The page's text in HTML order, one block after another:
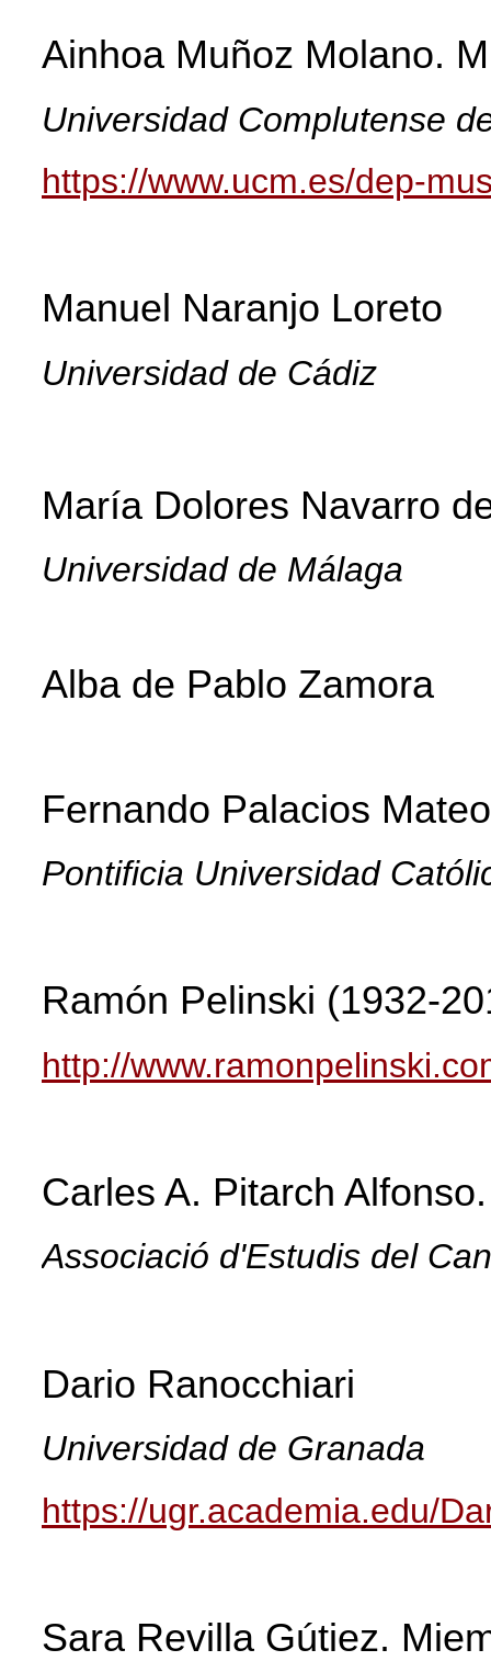
Ainhoa Muñoz Molano.
Universidad Complutense
https://www.ucm.es/dep-
Manuel Naranjo Loreto
Universidad de Cádiz
María Dolores Navarro
Universidad de Málaga
Alba de Pablo Zamora
Fernando Palacios
Pontificia Universidad
Ramón Pelinski (1932-
http://
Carles A. Pitarch Alfonso.
Associació d'Estudis del
Dario Ranocchiari
Universidad de Granada
https://ugr.academia.edu/
Sara Revilla Gútiez.